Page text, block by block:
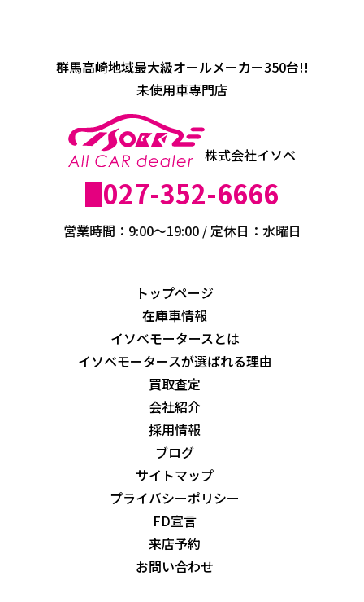
群馬高崎地域最大級オールメーカー350台!!
未使用車専門店
株式会社イソベ
027-352-6666
営業時間：9:00～19:00 / 定休日：水曜日
トップページ
在庫車情報
イソベモータースとは
イソベモータースが選ばれる理由
買取査定
会社紹介
採用情報
ブログ
サイトマップ
プライバシーポリシー
FD宣言
来店予約
お問い合わせ